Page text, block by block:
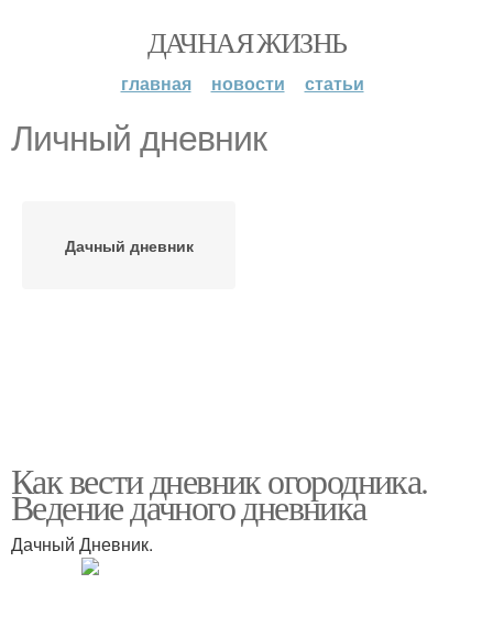
ДАЧНАЯ ЖИЗНЬ
главная новости статьи
Личный дневник
Дачный дневник
Как вести дневник огородника.
Ведение дачного дневника
Дачный Дневник.